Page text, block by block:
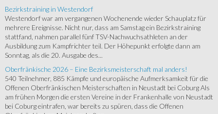
Bezirkstraining in Westendorf
Westendorf war am vergangenen Wochenende wieder Schauplatz für
mehrere Ereignisse. Nicht nur, dass am Samstag ein Bezirkstraining
stattfand, nahmen parallel fünf TSV-Nachwuchsathleten an der
Ausbildung zum Kampfrichter teil. Der Höhepunkt erfolgte dann am
Sonntag, als die 20. Ausgabe des...
Oberfränkische 2026 – Eine Bezirksmeisterschaft mal anders!
540 Teilnehmer, 885 Kämpfe und europäische Aufmerksamkeit für die
Offenen Oberfränkischen Meisterschaften in Neustadt bei Coburg Als
am frühen Morgen die ersten Vereine in der Frankenhalle von Neustadt
bei Coburg eintrafen, war bereits zu spüren, dass die Offenen